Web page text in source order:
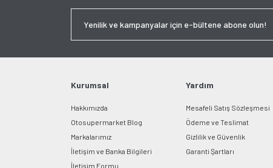
Kurumsal
Hakkımızda
Otosupermarket Blog
Markalarımız
İletişim ve Banka Bilgileri
İletişim Formu
Yardım
Mesafeli Satış Sözleşmesi
Ödeme ve Teslimat
Gizlilik ve Güvenlik
Garanti Şartları